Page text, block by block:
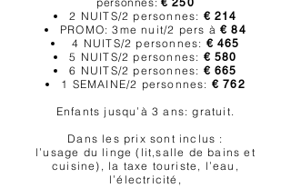
€ 250
2 NUITS/2 personnes: € 214
PROMO: 3me nuit/2 pers à€ 84
4 NUITS/2 personnes: € 465
5 NUITS/2 personnes: € 580
6 NUITS/2 personnes: € 665
1 SEMAINE/2 personnes: € 762
Enfants jusqu’à 3 ans: gratuit.
Dans les prix sont inclus :
l’usage du linge (lit,salle de bains et
cuisine), la taxe touriste, l’eau,
l’électricité,